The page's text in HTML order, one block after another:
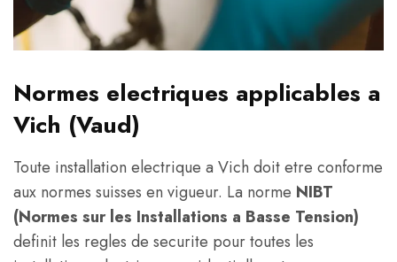
Normes electriques applicables a
Vich (Vaud)
Toute installation electrique a Vich doit etre conforme
aux normes suisses en vigueur. La norme NIBT
(Normes sur les Installations a Basse Tension)
definit les regles de securite pour toutes les